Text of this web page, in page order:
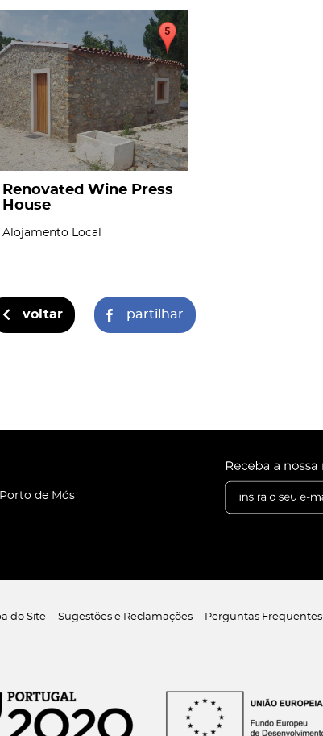
Renovated Wine Press
House
Alojamento Local
voltar partilhar
de Mós
do Site Sugestões e Reclamações Perguntas Frequentes